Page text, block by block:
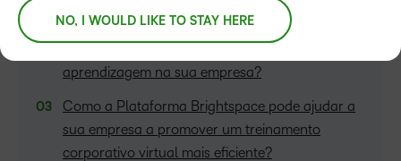
Vantagens do treinamento corporativo virtual
aprendizagem na sua empresa?
Como a Plataforma Brightspace pode ajudar a
sua empresa a promover um treinamento
corporativo virtual mais eficiente?
NO, I WOULD LIKE TO STAY HERE